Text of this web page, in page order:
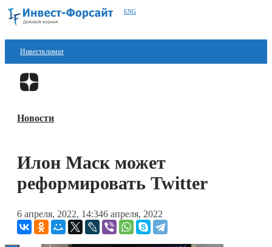
ENG
Инвестклимат
Финансы
Блокчейн
Книги
Новости
Илон Маск может
реформировать Twitter
6 апреля, 2022, 14:346 апреля, 2022